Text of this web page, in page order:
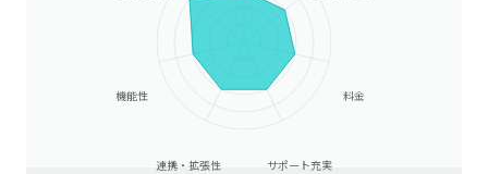
料金
サポート充実
連携・拡張性
機能性